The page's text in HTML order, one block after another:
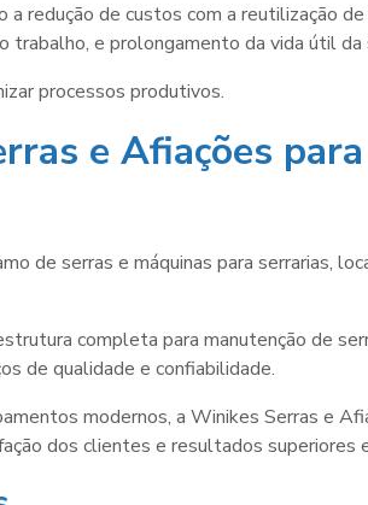
redução de custos com a reutilização de
trabalho, e prolongamento da vida útil da
processos produtivos.
e Afiações
de serras e máquinas para serrarias,
completa para manutenção de
de qualidade e confiabilidade.
modernos, a Winikes Serras e
dos clientes e resultados superiores